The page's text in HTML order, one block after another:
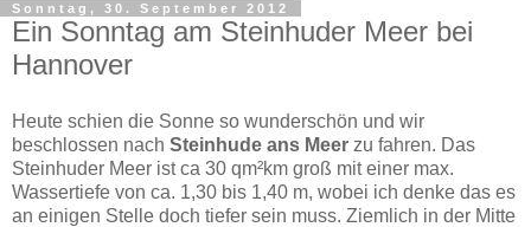
Sonntag, 30. September 2012
Ein Sonntag am Steinhuder Meer bei
Hannover
Heute schien die Sonne so wunderschön und wir
beschlossen nach Steinhude ans Meer zu fahren. Das
Steinhuder Meer ist ca 30 qm²km groß mit einer max.
Wassertiefe von ca. 1,30 bis 1,40 m, wobei ich denke das es
an einigen Stelle doch tiefer sein muss. Ziemlich in der Mitte